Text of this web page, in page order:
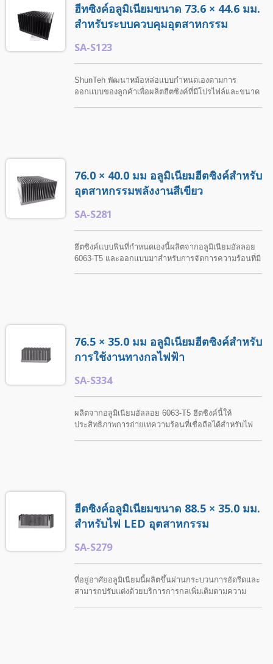
ฮีทซิงค์อลูมิเนียมขนาด 73.6 × 44.6 มม.
สำหรับระบบควบคุมอุตสาหกรรม
SA-S123
ShunTeh พัฒนาหม้อหล่อแบบกำหนดเองตามการ
ออกแบบของลูกค้าเพื่อผลิตฮีตซิงค์ที่มีโปรไฟล์และขนาด
76.0 × 40.0 มม อลูมิเนียมฮีตซิงค์สำหรับ
อุตสาหกรรมพลังงานสีเขียว
SA-S281
ฮีตซิงค์แบบฟินที่กำหนดเองนี้ผลิตจากอลูมิเนียมอัลลอย
6063-T5 และออกแบบมาสำหรับการจัดการความร้อนที่มี
76.5 × 35.0 มม อลูมิเนียมฮีตซิงค์สำหรับ
การใช้งานทางกลไฟฟ้า
SA-S334
ผลิตจากอลูมิเนียมอัลลอย 6063-T5 ฮีตซิงค์นี้ให้
ประสิทธิภาพการถ่ายเทความร้อนที่เชื่อถือได้สำหรับไฟ
ฮีตซิงค์อลูมิเนียมขนาด 88.5 × 35.0 มม.
สำหรับไฟ LED อุตสาหกรรม
SA-S279
ที่อยู่อาศัยอลูมิเนียมนี้ผลิตขึ้นผ่านกระบวนการอัดรีดและ
สามารถปรับแต่งด้วยบริการการกลเพิ่มเติมตามความ